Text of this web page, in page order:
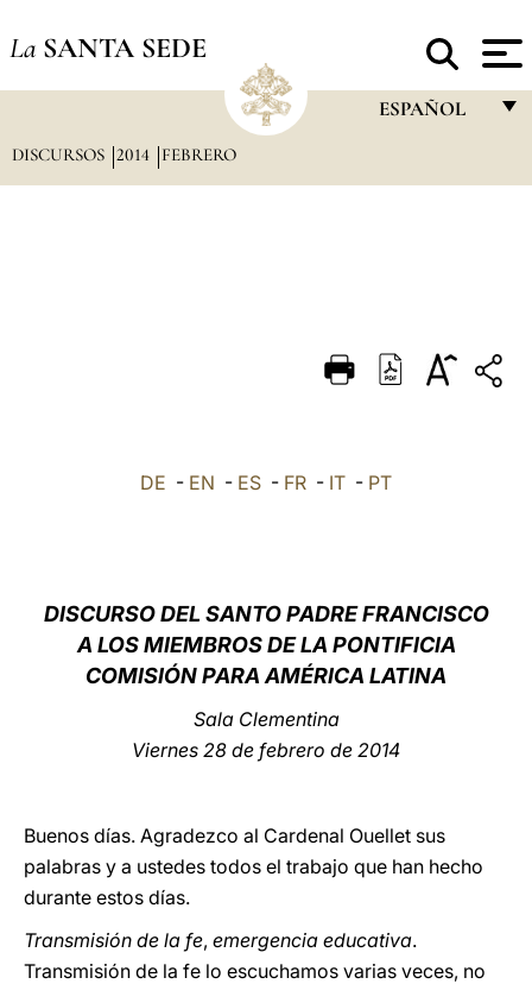
La SANTA SEDE
ESPAÑOL
DEUTSCH
العربيّة
DISCURSOS 2014 FEBRERO
DE - EN - ES - FR - IT - PT
DISCURSO DEL SANTO PADRE FRANCISCO
A LOS MIEMBROS DE LA PONTIFICIA
COMISIÓN PARA AMÉRICA LATINA
Sala Clementina
Viernes 28 de febrero de 2014
Buenos días. Agradezco al Cardenal Ouellet sus
palabras y a ustedes todos el trabajo que han hecho
durante estos días.
Transmisión de la fe, emergencia educativa.
Transmisión de la fe lo escuchamos varias veces, no